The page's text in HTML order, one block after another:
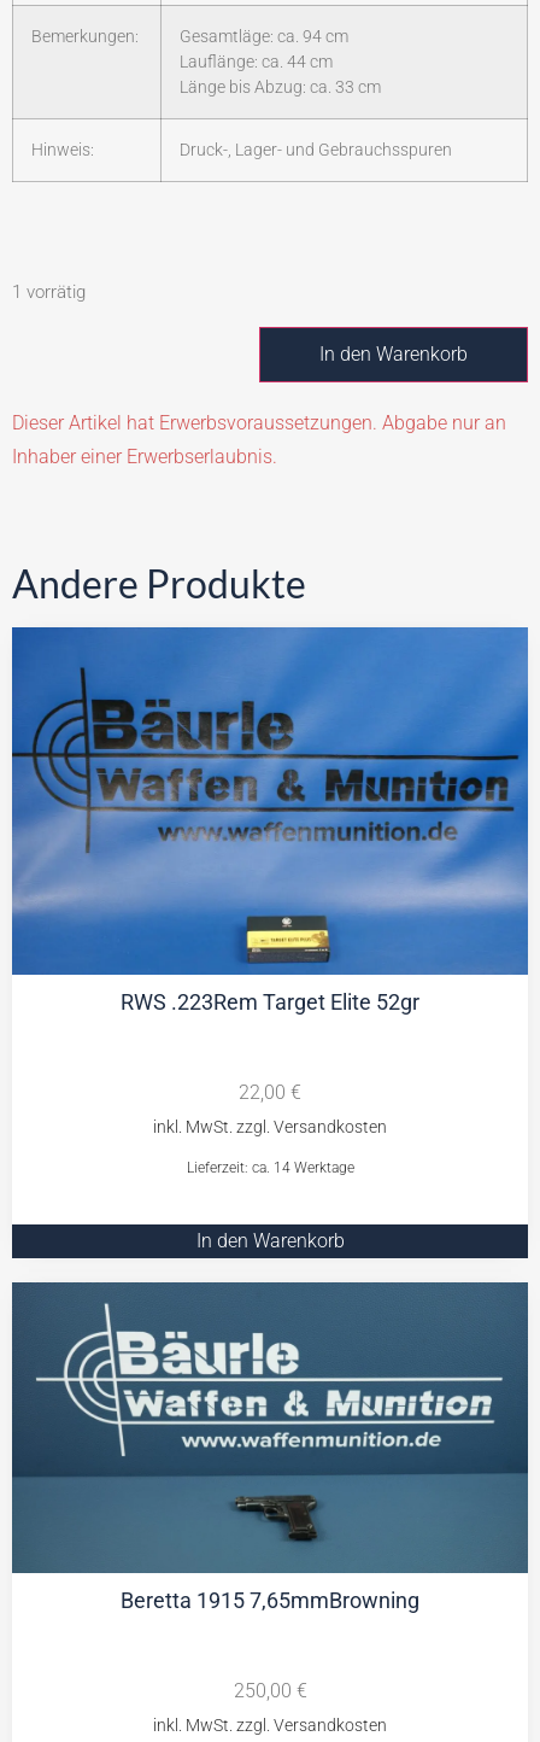
Bemerkungen:
Gesamtläge: ca. 94 cm
Lauflänge: ca. 44 cm
Länge bis Abzug: ca. 33 cm
Hinweis: Druck-, Lager- und Gebrauchsspuren
1 vorrätig
In den Warenkorb
Dieser Artikel hat Erwerbsvoraussetzungen. Abgabe nur an
Inhaber einer Erwerbserlaubnis.
Andere Produkte
RWS .223Rem Target Elite 52gr
22,00 €
Lieferzeit: ca. 14 Werktage
In den Warenkorb
Beretta 1915 7,65mmBrowning
250,00 €